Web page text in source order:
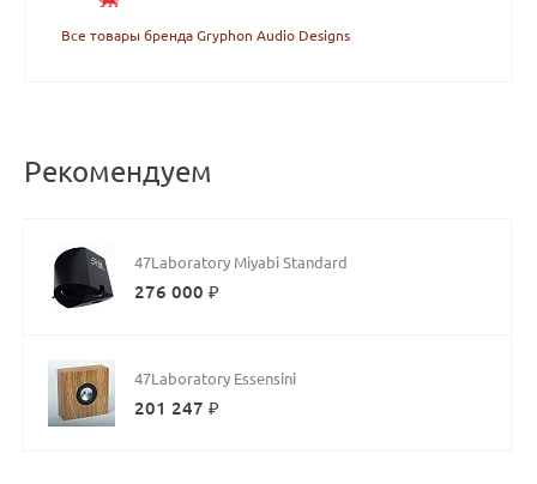
Все товары бренда Gryphon Audio Designs
Рекомендуем
47Laboratory Miyabi Standard
276 000 ₽
47Laboratory Essensini
201 247 ₽